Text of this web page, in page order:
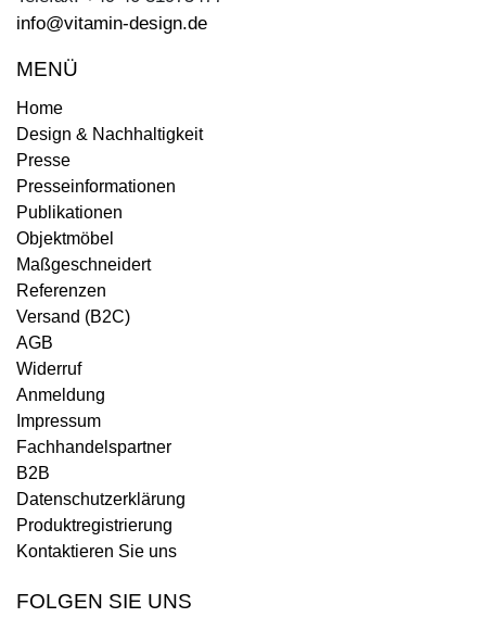
info@vitamin-design.de
MENÜ
Home
Design & Nachhaltigkeit
Presse
Presseinformationen
Publikationen
Objektmöbel
Maßgeschneidert
Referenzen
Versand (B2C)
AGB
Widerruf
Anmeldung
Impressum
Fachhandelspartner
B2B
Datenschutzerklärung
Produktregistrierung
Kontaktieren Sie uns
FOLGEN SIE UNS